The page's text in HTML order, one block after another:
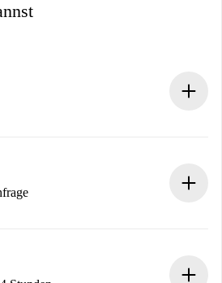
Informationen im Voraus.
dich erst belasten, wenn der